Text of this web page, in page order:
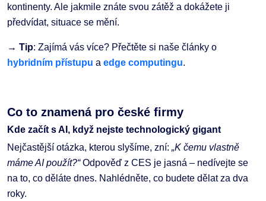
kontinenty. Ale jakmile znáte svou zátěž a dokážete ji
předvídat, situace se mění.
→ Tip: Zajímá vás více? Přečtěte si naše články o
hybridním přístupu a edge computingu.
Co to znamená pro české firmy
Kde začít s AI, když nejste technologický gigant
Nejčastější otázka, kterou slyšíme, zní: „K čemu vlastně
máme AI použít?“Odpověď z CES je jasná – nedívejte se
na to, co děláte dnes. Nahlédněte, co budete dělat za dva
roky.